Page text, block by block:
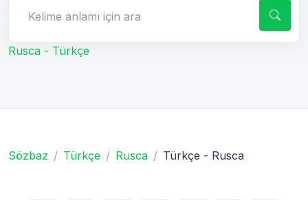
Rusca - Türkçe
Sözbaz Türkçe Rusca Türkçe - Rusca